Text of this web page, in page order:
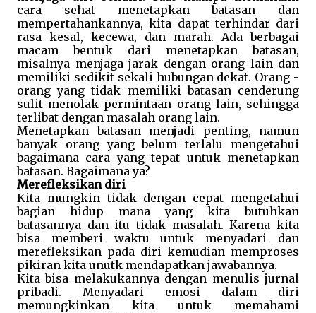
cara sehat menetapkan batasan dan
mempertahankannya, kita dapat terhindar dari
rasa kesal, kecewa, dan marah. Ada berbagai
macam bentuk dari menetapkan batasan,
misalnya menjaga jarak dengan orang lain dan
memiliki sedikit sekali hubungan dekat. Orang -
orang yang tidak memiliki batasan cenderung
sulit menolak permintaan orang lain, sehingga
terlibat dengan masalah orang lain.
Menetapkan batasan menjadi penting, namun
banyak orang yang belum terlalu mengetahui
bagaimana cara yang tepat untuk menetapkan
batasan. Bagaimana ya?
Merefleksikan diri
Kita mungkin tidak dengan cepat mengetahui
bagian hidup mana yang kita butuhkan
batasannya dan itu tidak masalah. Karena kita
bisa memberi waktu untuk menyadari dan
merefleksikan pada diri kemudian memproses
pikiran kita unutk mendapatkan jawabannya.
Kita bisa melakukannya dengan menulis jurnal
pribadi. Menyadari emosi dalam diri
memungkinkan kita untuk memahami